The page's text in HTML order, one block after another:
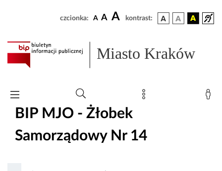
czcionka: A A A kontrast:
Miasto Kraków
BIP MJO - Żłobek
Samorządowy Nr 14